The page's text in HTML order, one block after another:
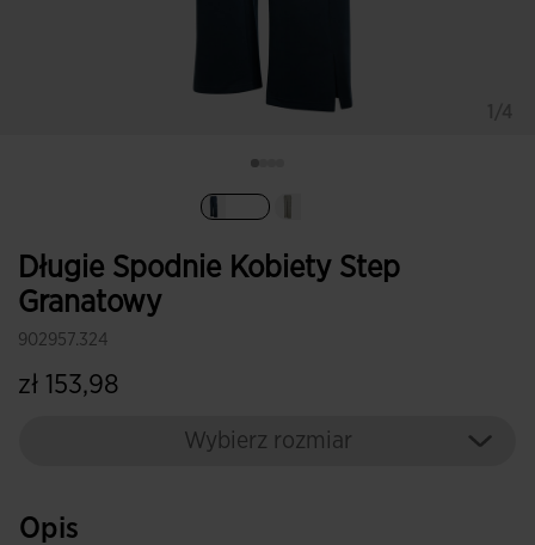
Długie Spodnie Kobiety Step
Granatowy
902957.324
zł 153,98
Wybierz rozmiar
Opis